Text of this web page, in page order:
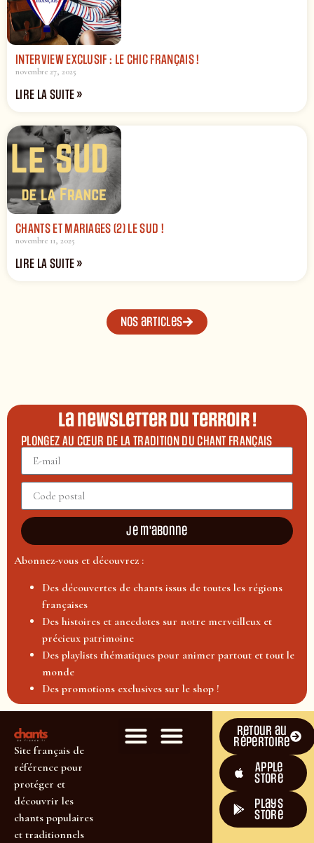
INTERVIEW EXCLUSIF : LE CHIC FRANÇAIS !
novembre 27, 2025
LIRE LA SUITE »
CHANTS ET MARIAGES (2) LE SUD !
novembre 11, 2025
LIRE LA SUITE »
Nos articles
La newsletter du terroir !
PLONGEZ AU CŒUR DE LA TRADITION DU CHANT FRANÇAIS
Je m'abonne
Abonnez-vous et découvrez :
Des découvertes de chants issus de toutes les régions
françaises
Des histoires et anecdotes sur notre merveilleux et
précieux patrimoine
Des playlists thématiques pour animer partout et tout le
monde
Des promotions exclusives sur le shop !
Site français de
référence pour
protéger et
découvrir les
chants populaires
et traditionnels
Retour au
répertoire
Apple
Store
plays
store